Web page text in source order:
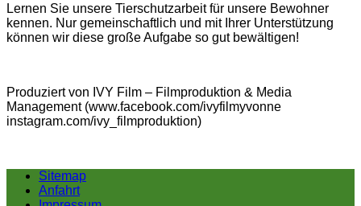
Lernen Sie unsere Tierschutzarbeit für unsere Bewohner
kennen. Nur gemeinschaftlich und mit Ihrer Unterstützung
können wir diese große Aufgabe so gut bewältigen!
Produziert von IVY Film – Filmproduktion & Media
Management (www.facebook.com/ivyfilmyvonne
instagram.com/ivy_filmproduktion)
Sitemap
Anfahrt